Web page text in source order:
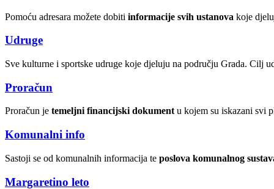
Pomoću adresara možete dobiti informacije svih ustanova koje
Udruge
Sve kulturne i sportske udruge koje djeluju na području Grada. Cilj
Proračun
Proračun je temeljni financijski dokumentu kojem su iskazani svi
Komunalni info
Sastoji se od komunalnih informacija te poslova komunalnog
Margaretino leto